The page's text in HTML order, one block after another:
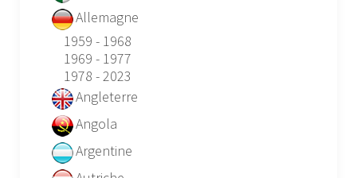
Allemagne
1959 - 1968
1969 - 1977
1978 - 2023
Angleterre
Angola
Argentine